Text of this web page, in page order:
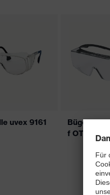
uvex 9161
Bügelbrille
f OTG